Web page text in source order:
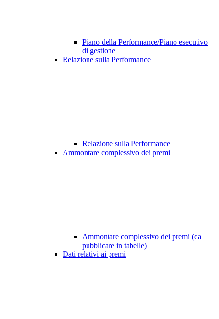
Piano della Performance/Piano esecutivo
di gestione
Relazione sulla Performance
Relazione sulla Performance
Ammontare complessivo dei premi
Ammontare complessivo dei premi (da
pubblicare in tabelle)
Dati relativi ai premi